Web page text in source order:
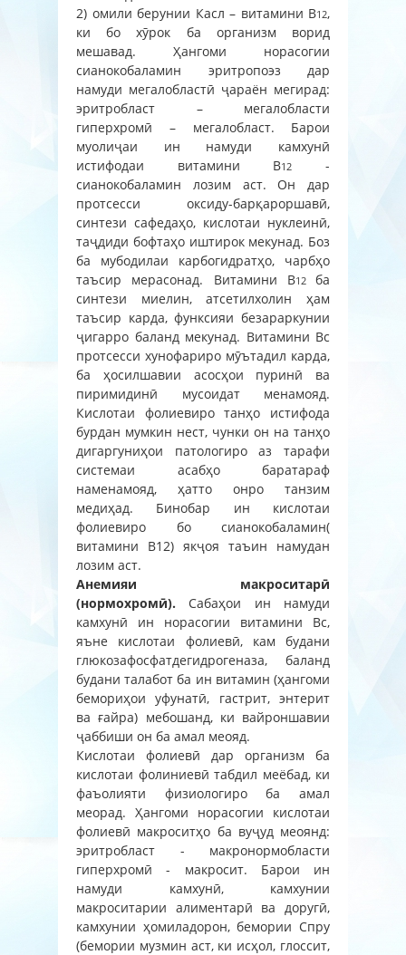
2) омили берунии Касл – витамини В12,
ки бо хӯрок ба организм ворид
мешавад. Ҳангоми норасогии
сианокобаламин эритропоэз дар
намуди мегалобластӣ ҷараён мегирад:
эритробласт – мегалобласти
гиперхромӣ – мегалобласт.
Барои
муолиҷаи ин намуди камхунӣ
истифодаи витамини В12
-
сианокобаламин лозим аст. Он дар
протсесси оксиду-барқароршавӣ,
синтези сафедаҳо, кислотаи нуклеинӣ,
таҷдиди бофтаҳо иштирок мекунад. Боз
ба мубодилаи карбогидратҳо, чарбҳо
таъсир мерасонад. Витамини В12 ба
синтези миелин, атсетилхолин ҳам
таъсир карда, функсияи безараркунии
ҷигарро баланд мекунад. Витамини Вс
протсесси хунофариро мӯътадил карда,
ба ҳосилшавии асосҳои пуринӣ ва
пиримидинӣ мусоидат менамояд.
Кислотаи фолиевиро танҳо истифода
бурдан мумкин нест, чунки он на танҳо
дигаргуниҳои патологиро аз тарафи
системаи асабҳо баратараф
наменамояд, ҳатто онро танзим
медиҳад. Бинобар ин кислотаи
фолиевиро бо сианокобаламин(
витамини В12) якҷоя таъин намудан
лозим аст.
Анемияи макроситарӣ
(нормохромӣ). Сабаҳои ин намуди
камхунӣ ин норасогии витамини Вс,
яъне кислотаи фолиевӣ, кам будани
глюкозафосфатдегидрогеназа, баланд
будани талабот ба ин витамин (ҳангоми
бемориҳои уфунатӣ, гастрит, энтерит
ва ғайра) мебошанд, ки вайроншавии
ҷаббиши он ба амал меояд.
Кислотаи фолиевӣ дар организм ба
кислотаи фолиниевӣ табдил меёбад, ки
фаъолияти физиологиро ба амал
меорад. Ҳангоми норасогии кислотаи
фолиевӣ макроситҳо ба вуҷуд меоянд:
эритробласт - макронормобласти
гиперхромӣ - макросит. Барои ин
намуди камхунӣ, камхунии
макроситарии алиментарӣ ва доругӣ,
камхунии ҳомиладорон, бемории Спру
(бемории музмин аст, ки исҳол, глоссит,